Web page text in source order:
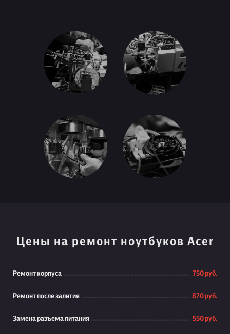
Цены на ремонт ноутбуков Acer
Ремонт корпуса 750 руб.
Ремонт после залития 870 руб.
Замена разъема питания 550 руб.